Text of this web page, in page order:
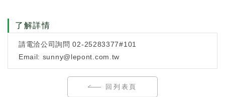
了解詳情
請電洽公司詢問 02-25283377#101
Email: sunny@lepont.com.tw
回列表頁